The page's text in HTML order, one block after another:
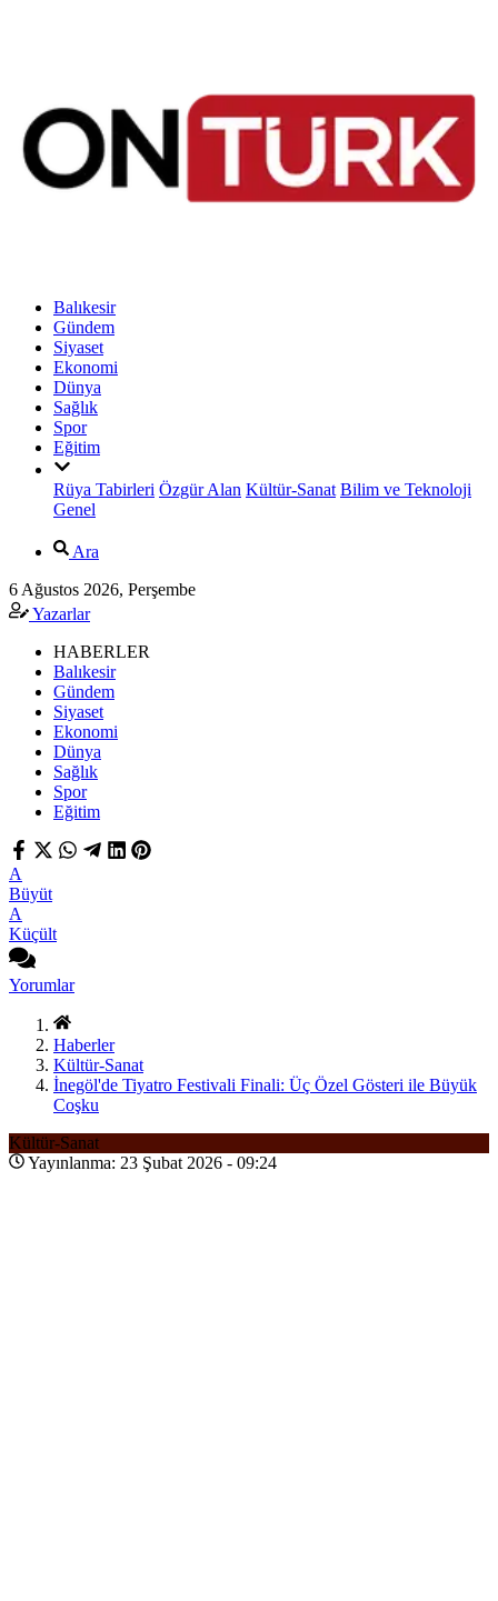
Balıkesir
Gündem
Siyaset
Ekonomi
Dünya
Sağlık
Spor
Eğitim
Rüya Tabirleri Özgür Alan Kültür-Sanat Bilim ve Teknoloji
Genel
Ara
6 Ağustos 2026, Perşembe
Yazarlar
HABERLER
Balıkesir
Gündem
Siyaset
Ekonomi
Dünya
Sağlık
Spor
Eğitim
A
Büyüt
A
Küçült
Yorumlar
Haberler
Kültür-Sanat
İnegöl'de Tiyatro Festivali Finali: Üç Özel Gösteri ile Büyük
Coşku
Kültür-Sanat
Yayınlanma: 23 Şubat 2026 - 09:24